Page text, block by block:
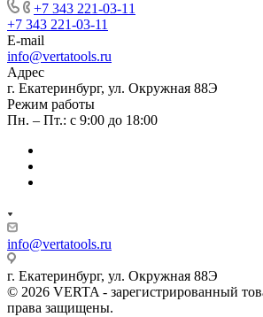
+7 343 221-03-11
+7 343 221-03-11
E-mail
info@vertatools.ru
Адрес
г. Екатеринбург, ул. Окружная 88Э
Режим работы
Пн. – Пт.: с 9:00 до 18:00
info@vertatools.ru
г. Екатеринбург, ул. Окружная 88Э
© 2026 VERTA - зарегистрированный
права защищены.